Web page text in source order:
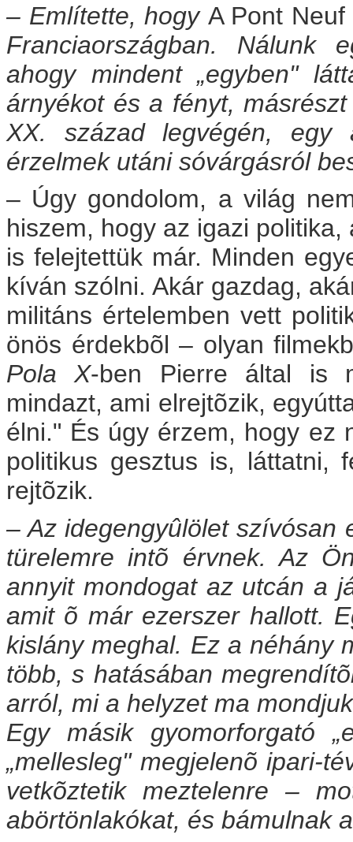
– Említette, hogy A Pont
Franciaországban. Nálunk
ahogy mindent „egyben"
árnyékot és a fényt,
XX. század legvégén, egy
érzelmek utáni sóvárgásról
– Úgy gondolom, a világ
hiszem, hogy az igazi
is felejtettük már. Minden
kíván szólni. Akár gazdag,
militáns értelemben vett
önös érdekbõl – olyan
Pola X-ben Pierre által is
mindazt, ami elrejtõzik,
élni." És úgy érzem, hogy ez
politikus gesztus is, láttatni,
rejtõzik.
– Az idegengyûlölet szívósan
türelemre intõ érvnek. Az
annyit mondogat az utcán a
amit õ már ezerszer hallott.
kislány meghal. Ez a néhány
több, s hatásában
arról, mi a helyzet ma
Egy másik gyomorforgató
„mellesleg" megjelenõ ipari-
vetkõztetik meztelenre –
abörtönlakókat, és bámulnak